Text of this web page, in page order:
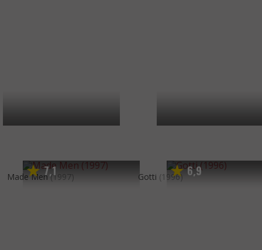
7,1
Made Men (1997) 6,9
Gotti (1996)